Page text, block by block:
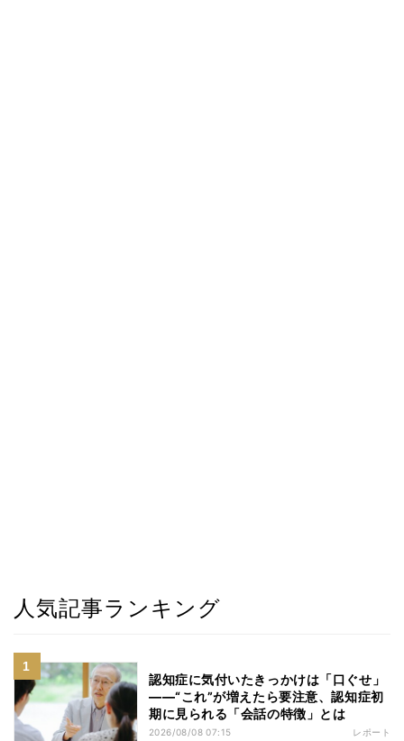
人気記事ランキング
認知症に気付いたきっかけは「口ぐせ」
――“これ”が増えたら要注意、認知症初
期に見られる「会話の特徴」とは
2026/08/08 07:15 レポート